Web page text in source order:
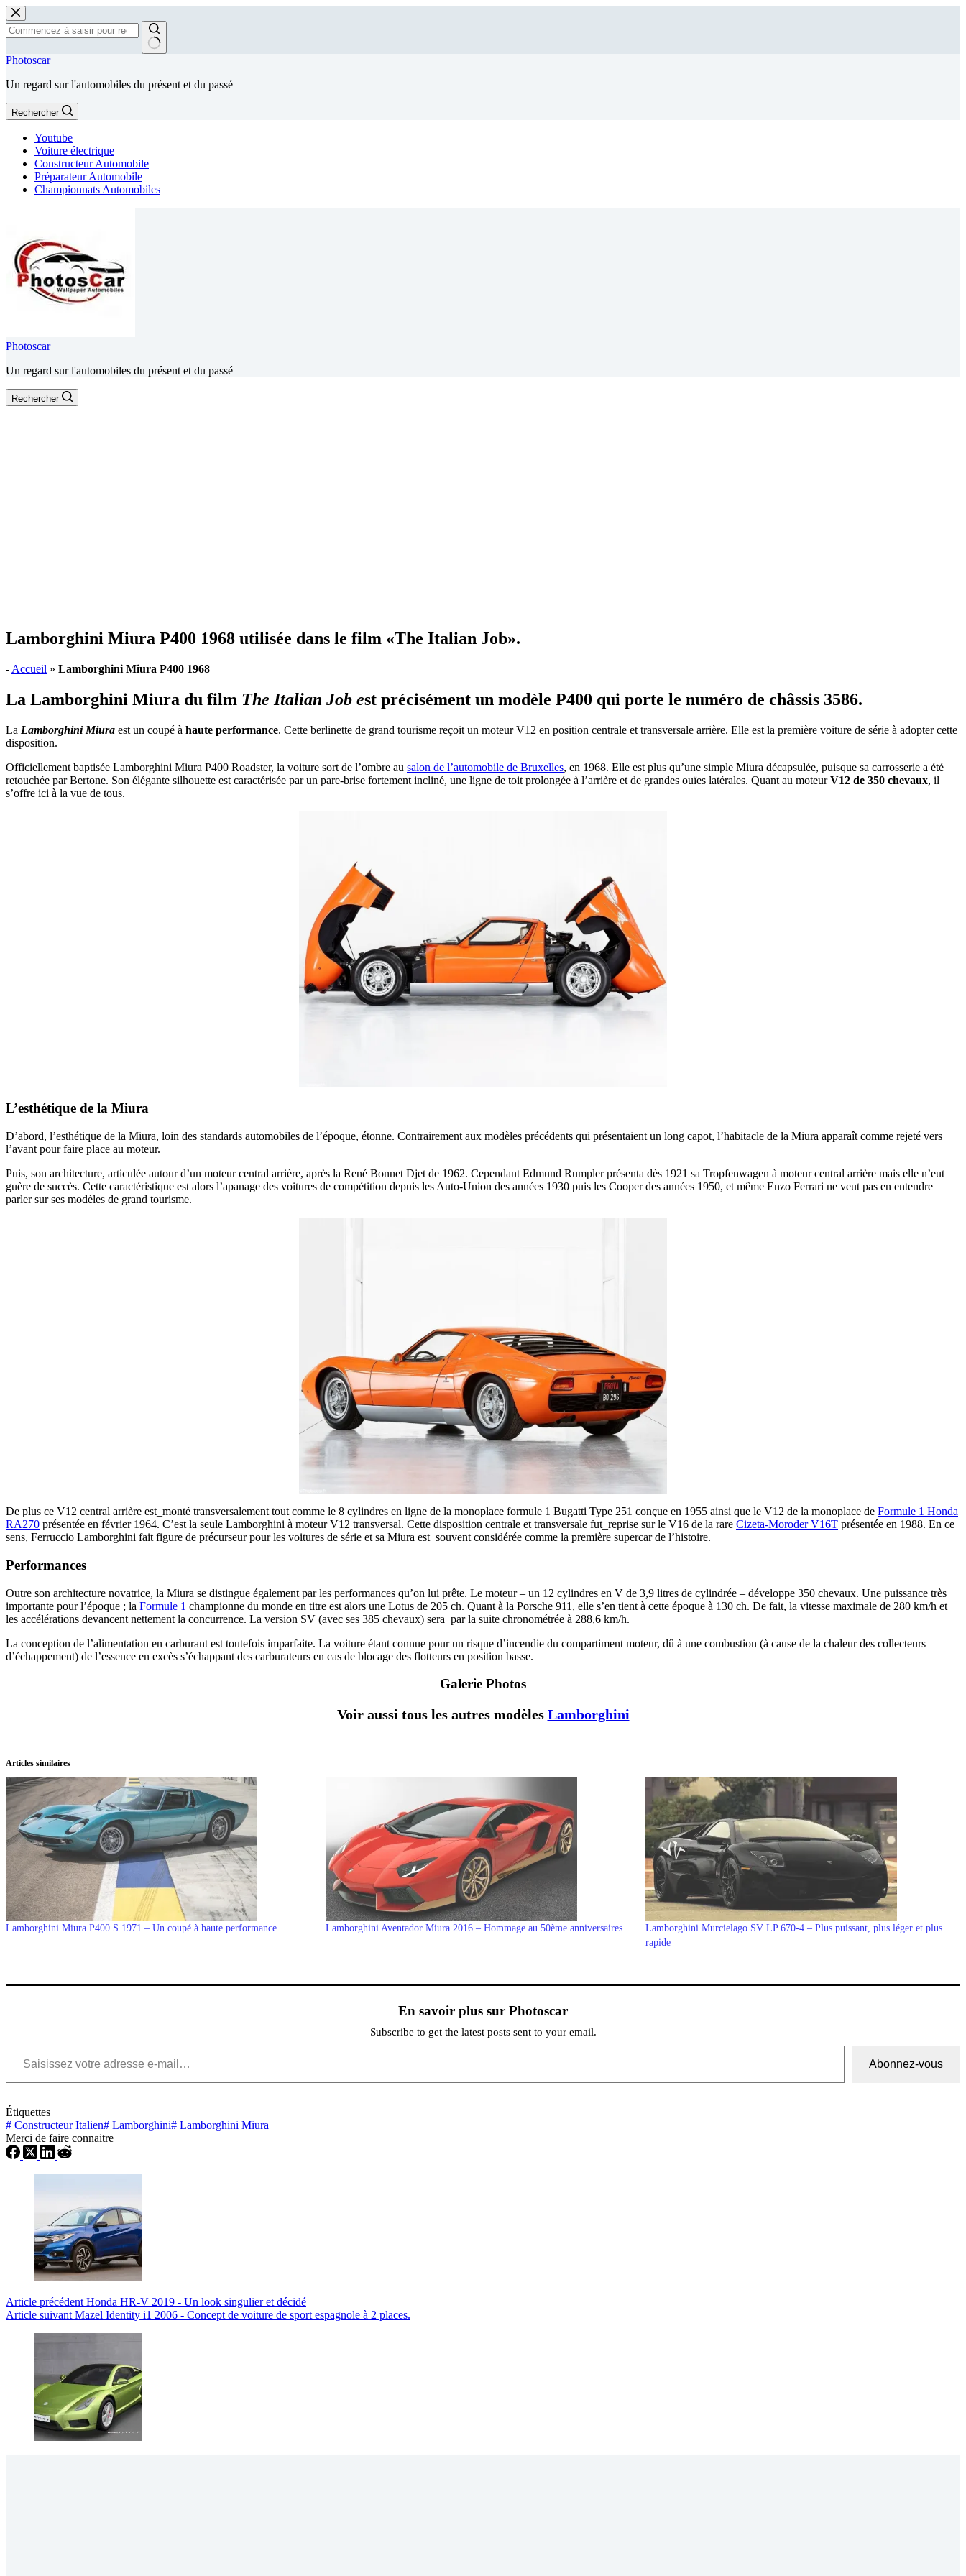
Passer
au
contenu
Aucun
Photoscar
Un regard sur l'automobiles du présent et du passé
Rechercher
Youtube
Voiture électrique
Constructeur Automobile
Préparateur Automobile
Championnats Automobiles
Photoscar
Un regard sur l'automobiles du présent et du passé
Rechercher
Lamborghini Miura P400 1968 utilisée dans le film «The Italian Job».
- Accueil » Lamborghini Miura P400 1968
La Lamborghini Miura du film The Italian Job est précisément un modèle P400 qui porte le numéro de châssis 3586.
La Lamborghini Miura est un coupé à haute performance. Cette berlinette de grand tourisme reçoit un moteur V12 en position centrale et transversale arrière. Elle est la première voiture de série à adopter cette
disposition.
Officiellement baptisée Lamborghini Miura P400 Roadster, la voiture sort de l’ombre au salon de l’automobile de Bruxelles, en 1968. Elle est plus qu’une simple Miura décapsulée, puisque sa carrosserie a été
retouchée par Bertone. Son élégante silhouette est caractérisée par un pare-brise fortement incliné, une ligne de toit prolongée à l’arrière et de grandes ouïes latérales. Quant au moteurV12 de 350 chevaux, il
s’offre ici à la vue de tous.
L’esthétique de la Miura
D’abord, l’esthétique de la Miura, loin des standards automobiles de l’époque, étonne. Contrairement aux modèles précédents qui présentaient un long capot, l’habitacle de la Miura apparaît comme rejeté vers
l’avant pour faire place au moteur.
Puis, son architecture, articulée autour d’un moteur central arrière, après la René Bonnet Djet de 1962. Cependant Edmund Rumpler présenta dès 1921 sa Tropfenwagen à moteur central arrière mais elle n’eut
guère de succès. Cette caractéristique est alors l’apanage des voitures de compétition depuis les Auto-Union des années 1930 puis les Cooper des années 1950, et même Enzo Ferrari ne veut pas en entendre
parler sur ses modèles de grand tourisme.
De plus ce V12 central arrière est_monté transversalement tout comme le 8 cylindres en ligne de la monoplace formule 1 Bugatti Type 251 conçue en 1955 ainsi que le V12 de la monoplace de Formule 1 Honda
RA270 présentée en février 1964. C’est la seule Lamborghini à moteur V12 transversal. Cette disposition centrale et transversale fut_reprise sur le V16 de la rare Cizeta-Moroder V16T présentée en 1988. En ce
sens, Ferruccio Lamborghini fait figure de précurseur pour les voitures de série et sa Miura est_souvent considérée comme la première supercar de l’histoire.
Performances
Outre son architecture novatrice, la Miura se distingue également par les performances qu’on lui prête. Le moteur – un 12 cylindres en V de 3,9 litres de cylindrée – développe 350 chevaux. Une puissance très
importante pour l’époque ; la Formule 1 championne du monde en titre est alors une Lotus de 205 ch. Quant à la Porsche 911, elle s’en tient à cette époque à 130 ch. De fait, la vitesse maximale de 280 km/h et
les accélérations devancent nettement la concurrence. La version SV (avec ses 385 chevaux) sera_par la suite chronométrée à 288,6 km/h.
La conception de l’alimentation en carburant est toutefois imparfaite. La voiture étant connue pour un risque d’incendie du compartiment moteur, dû à une combustion (à cause de la chaleur des collecteurs
d’échappement) de l’essence en excès s’échappant des carburateurs en cas de blocage des flotteurs en position basse.
Galerie Photos
Voir aussi tous les autres modèles Lamborghini
Articles similaires
Lamborghini Miura P400 S 1971 – Un coupé à haute performance. Lamborghini Aventador Miura 2016 – Hommage au 50ème anniversaires
Lamborghini Murcielago SV LP 670-4 – Plus puissant, plus léger et plus
rapide
En savoir plus sur Photoscar
Subscribe to get the latest posts sent to your email.
Saisissez votre adresse e-mail…
Abonnez-vous
Étiquettes
# Constructeur Italien# Lamborghini# Lamborghini Miura
Merci de faire connaitre
Article précédent Honda HR-V 2019 - Un look singulier et décidé
Article suivant Mazel Identity i1 2006 - Concept de voiture de sport espagnole à 2 places.